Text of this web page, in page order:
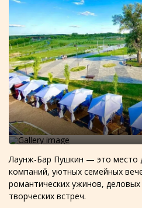
Лаунж-Бар Пушкин — это место
компаний, уютных семейных
романтических ужинов,
творческих встреч.